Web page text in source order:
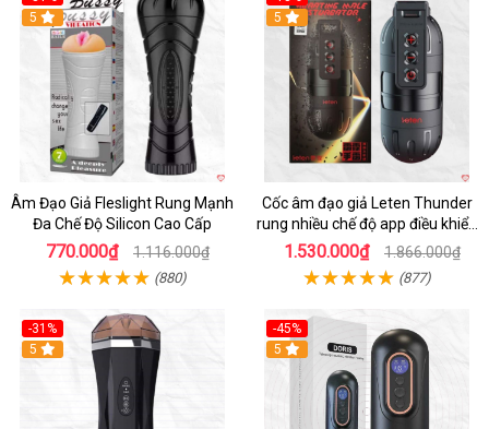
5
Âm Đạo Giả Fleslight Rung Mạnh
Đa Chế Độ Silicon Cao Cấp
770.000₫ 1.116.000₫
(880)
5
Cốc âm đạo giả Leten Thunder
rung nhiều chế độ app điều khiển
tiện lợi
1.530.000₫ 1.866.000₫
(877)
-31%
5
-45%
Hot
5